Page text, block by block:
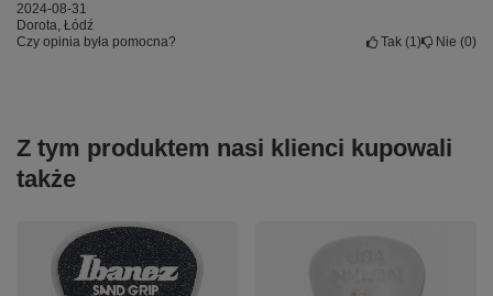
2024-08-31
Dorota, Łódź
Czy opinia była pomocna?
Tak 1 Nie 0
Z tym produktem nasi klienci kupowali
także